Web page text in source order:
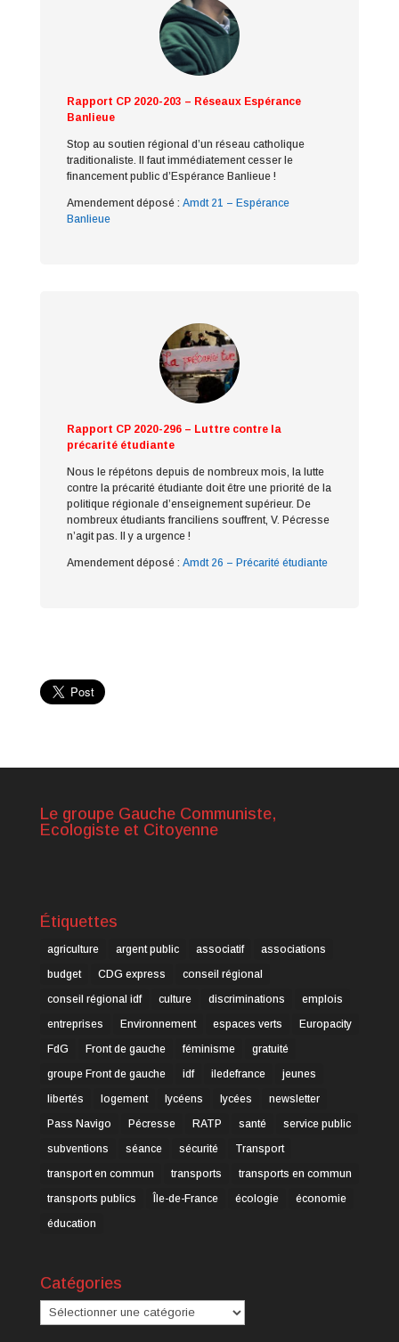
Rapport CP 2020-203 – Réseaux Espérance
Banlieue
Stop au soutien régional d’un réseau catholique
traditionaliste.
Il faut immédiatement cesser le
financement public d’Espérance Banlieue !
Amendement déposé : Amdt 21 – Espérance
Banlieue
Rapport CP 2020-296 – Luttre contre la
précarité étudiante
Nous le répétons depuis de nombreux mois, la lutte
contre la précarité étudiante doit être une priorité de la
politique régionale d’enseignement supérieur. De
nombreux étudiants franciliens souffrent, V. Pécresse
n’agit pas. Il y a urgence !
Amendement déposé : Amdt 26 – Précarité étudiante
Le groupe Gauche Communiste,
Ecologiste et Citoyenne
Étiquettes
agriculture argent public associatif
associations
budget
CDG express
conseil régional
conseil régional idf
culture discriminations
emplois
entreprises
Environnement espaces verts
Europacity
FdG
Front de gauche féminisme
gratuité
groupe Front de gauche
idf iledefrance
jeunes
libertés
logement lycéens lycées
newsletter
Pass Navigo
Pécresse RATP santé
service public
subventions
séance sécurité
Transport
transport en commun
transports
transports en commun
transports publics
Île-de-France écologie
économie
éducation
Catégories
Catégories